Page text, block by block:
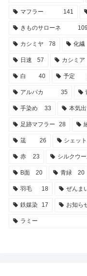
マフラー 141
きものサローネ 109
カシミヤ 78 化繊
日速 57 カシミア
白 40 予定
アルパカ 35
手染め 33 本気
足跡マフラー 28
筬 26 シェッ
赤 23 シルクウ
B面 20 青緑 20
羽毛 18 ぜんま
鉄媒染 17 お知ら
ラミー